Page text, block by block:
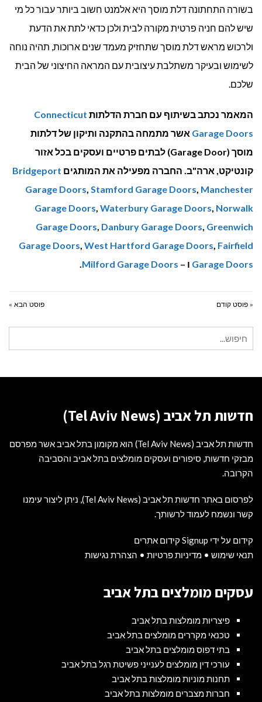
בשורה התחתונה דלת מוסך היא אלמנט חשוב ביותר עבור כל מי
שיש להם חניה פרטית מקורה לבית ולכן כדאי לתת את הדעת
ולרכוש מראש דלת מוסך שתחזיק מעמד שנים ארוכות, תהיה נוחה
לשימוש ובעיקר משתלבת עיצובית עם המראה החיצוני של הבית
שלכם.
המאמר נכתב בשיתוף עם חברת הדלתות Connecticut
Garage Doors אשר מתמחה בהתקנה ותיקון של דלתות
מוסך (Garage Door) לבתים פרטיים ועסקים בכל אזור
קונטיקט, ארה"ב. החברה מפעילה את המותגים Bridgeport
Garage Doors, Stamford Garage Doors, Manchester
Garage Doors, Waterbury Garage Doors, Norwalk
Garage Doors, Danbury Garage Doors, Greenwich
Garage Doors, West Hartford Garage Doors, Fairfield
Garage Doors ו – Milford Garage Doors
.
« פוסט קודם פוסט הבא »
עבור:
חדשות תל אביב (Tel Aviv News)
חדשות תל אביב (Tel Aviv News) הוא מקומון בתל אביב אשר מפרסם
מבזקי חדשות, סיפורים ועסקים מומלצים בתל אביב והסביבה
הקרובה.
לפרסום באתר חדשות תל אביב (Tel Aviv News),
ניתן ליצור עימנו
קשר ונשמח לעמוד לרשותך.
קידום על ידי Signup קידום אתרים
תנאי שימוש • מדיניות פרטיות • הצהרת נגישות
עסקים מומלצים בתל אביב
פיצריות מומלצות בתל אביב
טכנאי מקררים מומלצים בתל אביב
בתי דפוס מומלצים בתל אביב
עורכי דין מומלצים לענייני פשיטת רגל בתל אביב
תחנות מוניות מומלצות בתל אביב
חברות מצברים מומלצות בתל אביב